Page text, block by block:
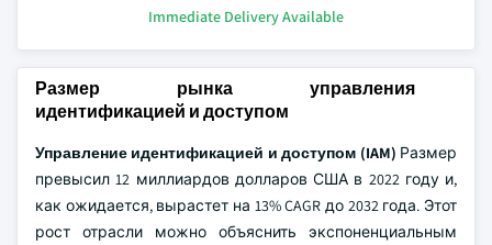
Immediate Delivery Available
Размер рынка управления
идентификацией и доступом
Управление идентификацией и доступом (IAM) Размер
превысил 12 миллиардов долларов США в 2022 году и,
как ожидается, вырастет на 13% CAGR до 2032 года. Этот
рост отрасли можно объяснить экспоненциальным